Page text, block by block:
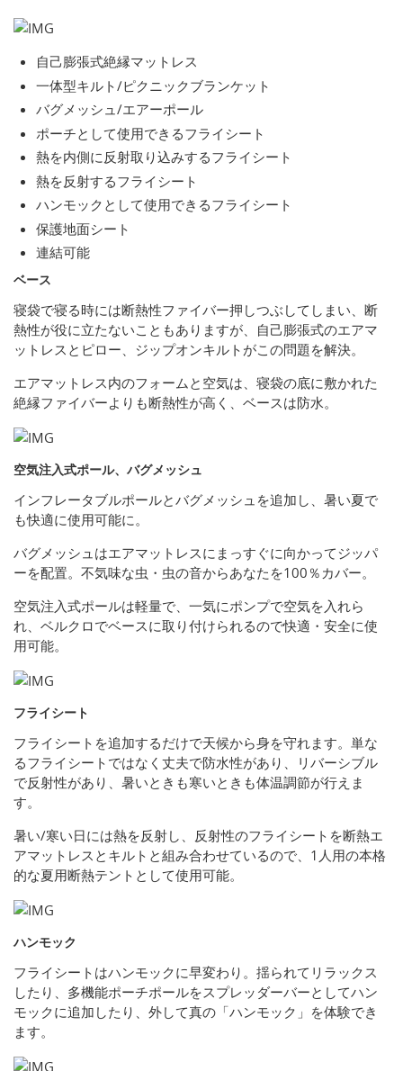
自己膨張式絶縁マットレス
一体型キルト/ピクニックブランケット
バグメッシュ/エアーポール
ポーチとして使用できるフライシート
熱を内側に反射取り込みするフライシート
熱を反射するフライシート
ハンモックとして使用できるフライシート
保護地面シート
連結可能
ベース
寝袋で寝る時には断熱性ファイバー押しつぶしてしまい、断
熱性が役に立たないこともありますが、自己膨張式のエアマ
ットレスとピロー、ジップオンキルトがこの問題を解決。
エアマットレス内のフォームと空気は、寝袋の底に敷かれた
絶縁ファイバーよりも断熱性が高く、ベースは防水。
空気注入式ポール、バグメッシュ
インフレータブルポールとバグメッシュを追加し、暑い夏で
も快適に使用可能に。
バグメッシュはエアマットレスにまっすぐに向かってジッパ
ーを配置。不気味な虫・虫の音からあなたを100％カバー。
空気注入式ポールは軽量で、一気にポンプで空気を入れら
れ、ベルクロでベースに取り付けられるので快適・安全に使
用可能。
フライシート
フライシートを追加するだけで天候から身を守れます。単な
るフライシートではなく丈夫で防水性があり、リバーシブル
で反射性があり、暑いときも寒いときも体温調節が行えま
す。
暑い/寒い日には熱を反射し、反射性のフライシートを断熱エ
アマットレスとキルトと組み合わせているので、1人用の本格
的な夏用断熱テントとして使用可能。
ハンモック
フライシートはハンモックに早変わり。揺られてリラックス
したり、多機能ポーチポールをスプレッダーバーとしてハン
モックに追加したり、外して真の「ハンモック」を体験でき
ます。